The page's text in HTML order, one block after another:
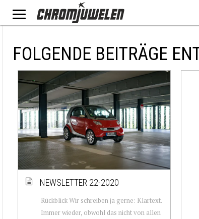
FOLGENDE BEITRÄGE
NEWSLETTER 22-2020
Rückblick Wir schreiben ja gerne: Klartext.
Immer wieder, obwohl das nicht von allen